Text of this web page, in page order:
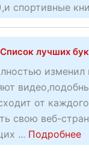
я
с
п
о
р
т
и
в
н
спортивные
лучших
от каждого
свою веб-
... Подробнееa